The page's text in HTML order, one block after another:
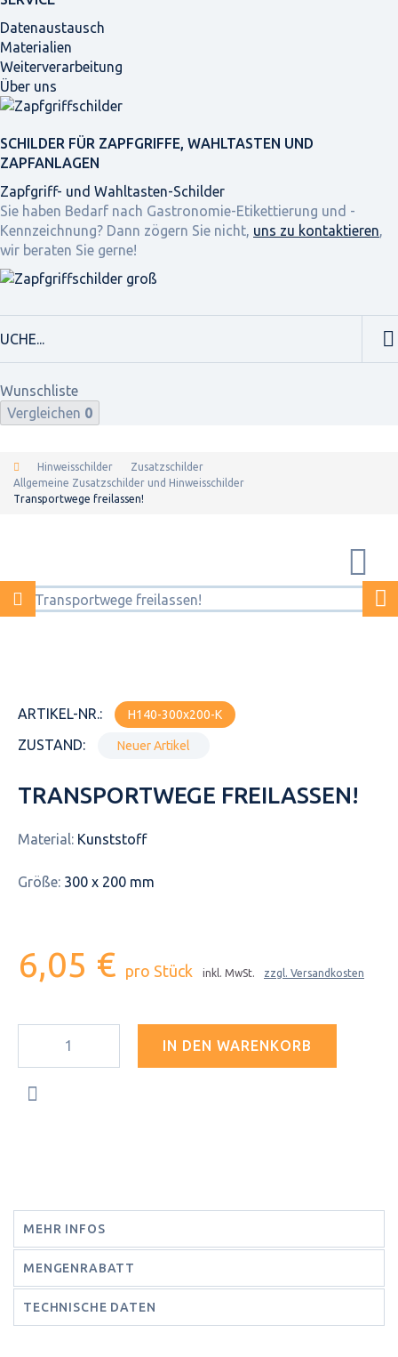
Datenaustausch
Materialien
Weiterverarbeitung
Über uns
SCHILDER FÜR ZAPFGRIFFE, WAHLTASTEN UND
ZAPFANLAGEN
Zapfgriff- und Wahltasten-Schilder
Sie haben Bedarf nach Gastronomie-Etikettierung und -
Kennzeichnung? Dann zögern Sie nicht, uns zu kontaktieren,
wir beraten Sie gerne!
Wunschliste
Vergleichen 0
Hinweisschilder
Zusatzschilder
Allgemeine Zusatzschilder und Hinweisschilder
Transportwege freilassen!
ARTIKEL-NR.: H140-300x200-K
ZUSTAND: Neuer Artikel
TRANSPORTWEGE FREILASSEN!
Material: Kunststoff
Größe: 300 x 200 mm
6,05 € pro Stück inkl. MwSt. zzgl. Versandkosten
IN DEN WARENKORB
MEHR INFOS
MENGENRABATT
TECHNISCHE DATEN